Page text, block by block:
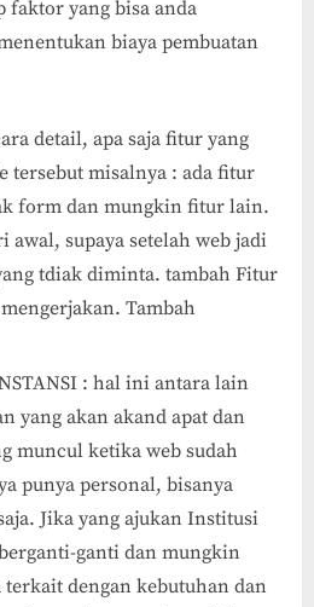
faktor yang bisa anda
biaya pembuatan
detail, apa saja fitur yang
tersebut misalnya : ada fitur
form dan mungkin fitur lain.
supaya setelah web jadi
tdiak diminta. tambah Fitur
Tambah
: hal ini antara lain
yang akan akand apat dan
muncul ketika web sudah
punya personal, bisanya
Jika yang ajukan Institusi
ganti dan mungkin
dengan kebutuhan dan